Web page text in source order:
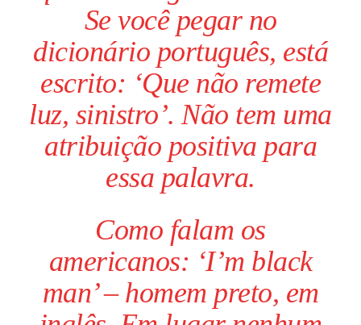
Se você pegar no
dicionário português, está
escrito: ‘Que não remete
luz, sinistro’. Não tem uma
atribuição positiva para
essa palavra.
Como falam os
americanos: ‘I’m black
man’ – homem preto, em